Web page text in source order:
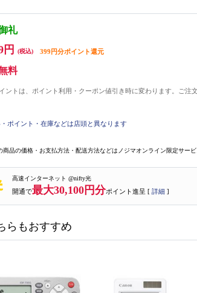
礼
円 (税込) 399円分ポイント還元
料
ントは、ポイント利用・クーポン値引き時に変わります。ご注
ポイント・在庫などは店頭と異なります
商品の価格・お支払方法・配送方法などはノジマオンライン限定サービ
高速インターネット @nifty光
開通で最大30,100円分ポイント進呈 [ 詳細 ]
らもおすすめ